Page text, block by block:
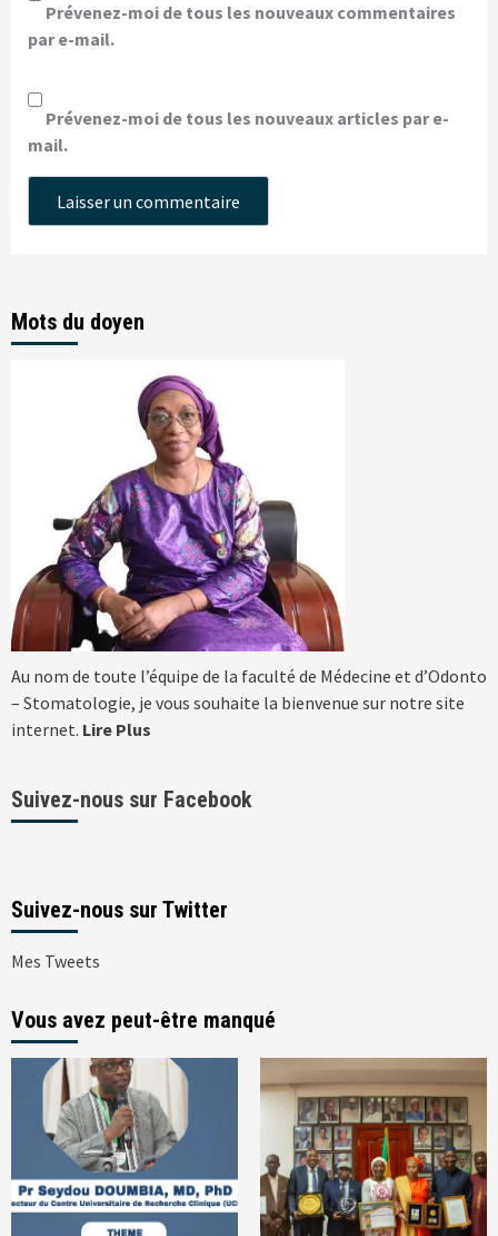
Prévenez-moi de tous les nouveaux commentaires
par e-mail.
Prévenez-moi de tous les nouveaux articles par e-
mail.
Mots du doyen
Au nom de toute l’équipe de la faculté de Médecine et d’Odonto
– Stomatologie, je vous souhaite la bienvenue sur notre site
internet. Lire Plus
Suivez-nous sur Facebook
Suivez-nous sur Twitter
Mes Tweets
Vous avez peut-être manqué